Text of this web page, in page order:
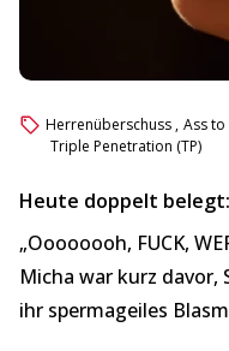
Herrenüberschuss , Ass to
Triple Penetration (TP)
Heute doppelt
„Oooooooh, FUCK,
Micha war kurz
ihr spermageiles